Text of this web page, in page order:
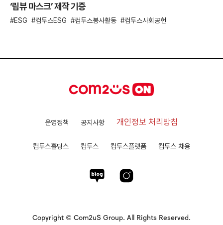
‘립뷰 마스크’ 제작 기증
ESG 컴투스ESG 컴투스봉사활동 컴투스사회공헌
운영정책 공지사항 개인정보 처리방침
컴투스홀딩스 컴투스 컴투스플랫폼 컴투스 채용
Copyright © Com2uS Group. All Rights Reserved.